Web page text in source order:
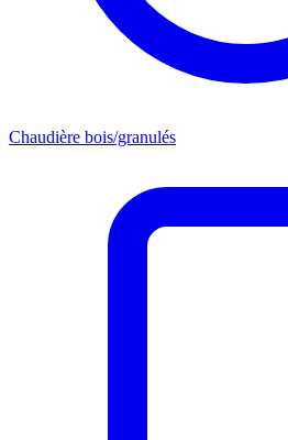
Chaudière bois/granulés